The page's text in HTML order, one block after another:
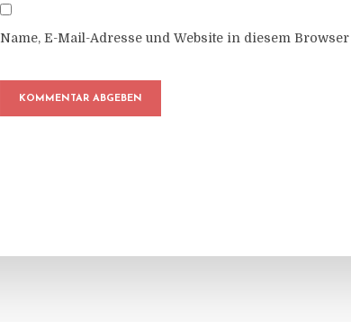
Name, E-Mail-Adresse und Website in diesem